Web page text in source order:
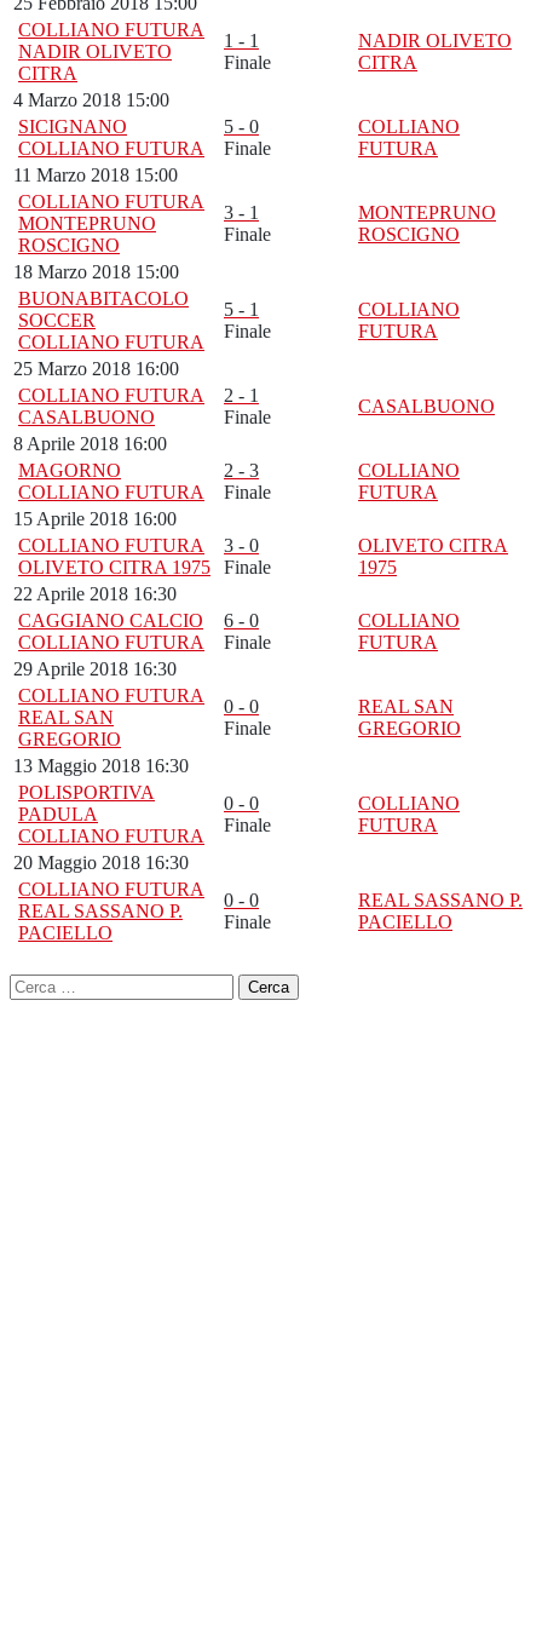
COLLIANO FUTURA
NADIR OLIVETO
CITRA
1 - 1
Finale
NADIR OLIVETO
CITRA
4 Marzo 2018 15:00
SICIGNANO
COLLIANO FUTURA
5 - 0
Finale
COLLIANO
FUTURA
11 Marzo 2018 15:00
COLLIANO FUTURA
MONTEPRUNO
ROSCIGNO
3 - 1
Finale
MONTEPRUNO
ROSCIGNO
18 Marzo 2018 15:00
BUONABITACOLO
SOCCER
COLLIANO FUTURA
5 - 1
Finale
COLLIANO
FUTURA
25 Marzo 2018 16:00
COLLIANO FUTURA
CASALBUONO
2 - 1
Finale
CASALBUONO
8 Aprile 2018 16:00
MAGORNO
COLLIANO FUTURA
2 - 3
Finale
COLLIANO
FUTURA
15 Aprile 2018 16:00
COLLIANO FUTURA
OLIVETO CITRA 1975
3 - 0
Finale
OLIVETO CITRA
1975
22 Aprile 2018 16:30
CAGGIANO CALCIO
COLLIANO FUTURA
6 - 0
Finale
COLLIANO
FUTURA
29 Aprile 2018 16:30
COLLIANO FUTURA
REAL SAN
GREGORIO
0 - 0
Finale
REAL SAN
GREGORIO
13 Maggio 2018 16:30
POLISPORTIVA
PADULA
COLLIANO FUTURA
0 - 0
Finale
COLLIANO
FUTURA
20 Maggio 2018 16:30
COLLIANO FUTURA
REAL SASSANO P.
PACIELLO
0 - 0
Finale
REAL SASSANO P.
PACIELLO
Ricerca
per: